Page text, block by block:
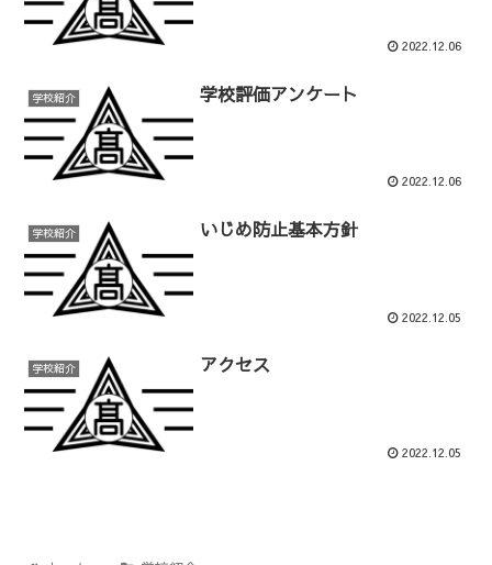
2022.12.06
学校紹介 学校評価アンケート
2022.12.06
学校紹介 いじめ防止基本方針
2022.12.05
学校紹介 アクセス
2022.12.05